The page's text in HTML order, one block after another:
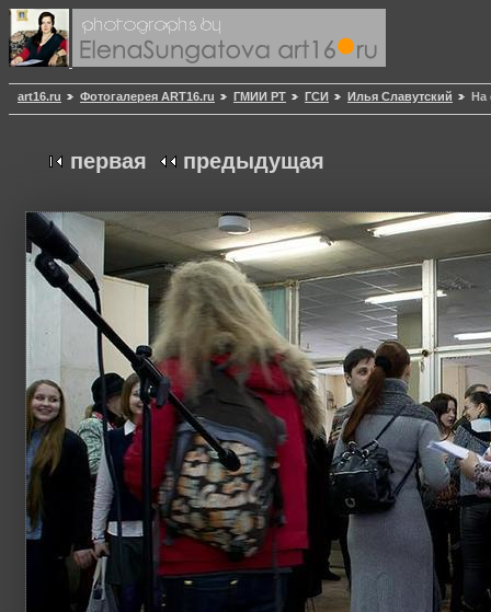
art16.ru Фотогалерея ART16.ru ГМИИ РТ ГСИ Илья Славутский На
первая предыдущая